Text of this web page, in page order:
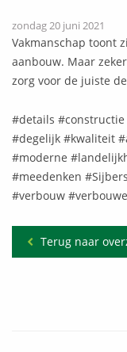
zondag 20 juni 2021
Vakmanschap toont
aanbouw. Maar
zorg voor de juiste
#details
#degelijk #kwaliteit
#moderne
#meedenken
#verbouw
Terug naar